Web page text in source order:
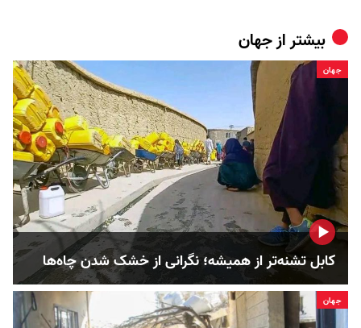
بیشتر ازجهان
جهان
کابل تشنه‌تر از همیشه؛ نگرانی از خشک‌ شدن چاه‌ها
جهان